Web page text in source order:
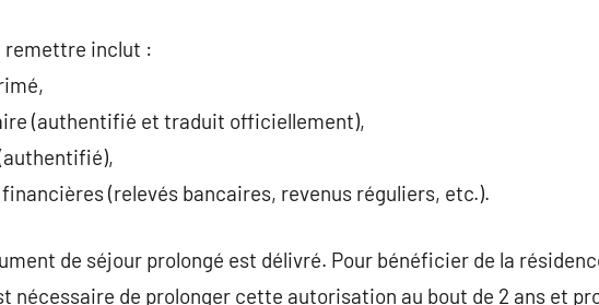
remettre inclut :
(authentifié et traduit officiellement),
(relevés bancaires, revenus réguliers, etc.).
de séjour prolongé est délivré. Pour bénéficier de la
nécessaire de prolonger cette autorisation au bout de 2 ans et